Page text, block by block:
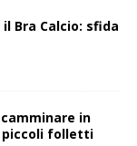
Bra Calcio: sfida
camminare in
piccoli folletti